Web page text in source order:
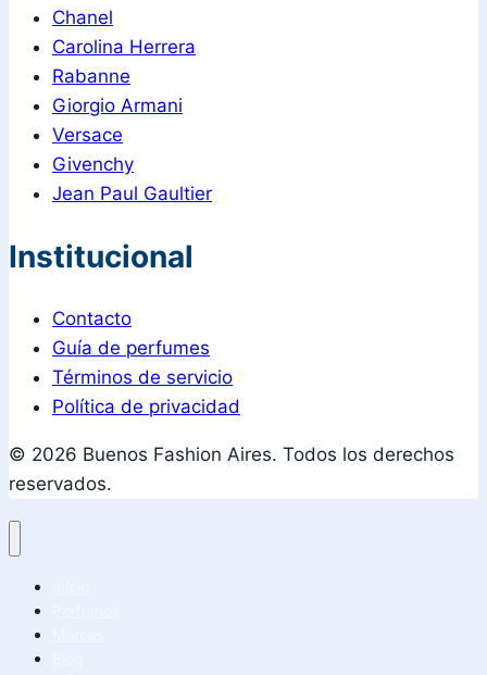
Chanel
Carolina Herrera
Rabanne
Giorgio Armani
Versace
Givenchy
Jean Paul Gaultier
Institucional
Contacto
Guía de perfumes
Términos de servicio
Política de privacidad
© 2026 Buenos Fashion Aires. Todos los derechos
reservados.